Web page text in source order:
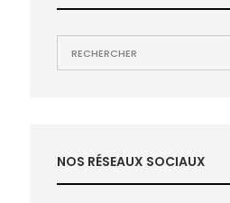
NOS RÉSEAUX SOCIAUX